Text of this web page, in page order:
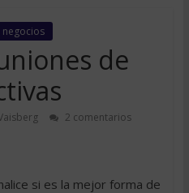
negocios
de
2 comentarios
si es la mejor forma de